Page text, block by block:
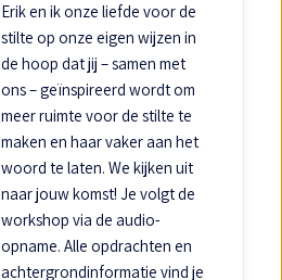
Erik en ik onze liefde voor de
stilte op onze eigen wijzen in
de hoop dat jij – samen met
ons – geïnspireerd wordt om
meer ruimte voor de stilte te
maken en haar vaker aan het
woord te laten. We kijken uit
naar jouw komst! Je volgt de
workshop via de audio-
opname. Alle opdrachten en
achtergrondinformatie vind je